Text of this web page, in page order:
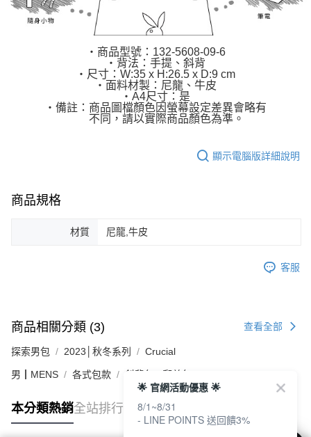
‧商品型號：132-5608-09-6
‧背法：手提、斜背
‧尺寸：W:35 x H:26.5 x D:9 cm
‧面料材製：尼龍、牛皮
‧A4尺寸：是
‧備註：商品圖檔顏色因螢幕設定差異會略有
不同，請以實際商品顏色為準。
顯示電腦版詳細說明
商品規格
材質 尼龍,牛皮
客服
商品相關分類 (3) 查看全部
探索男包 2023│秋冬系列 Crucial
男┃MENS 各式包款 斜背包 / 郵差包
本分類熱銷全站排行
🌟 官網活動優惠 🌟
8/1~8/31
- LINE POINTS 送回饋3%